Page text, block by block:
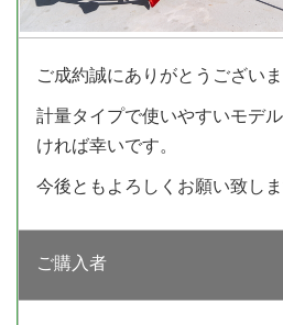
ご成約誠にありがとうございま
計量タイプで使いやすいモデ
ければ幸いです。
今後ともよろしくお願い致しま
ご購入者